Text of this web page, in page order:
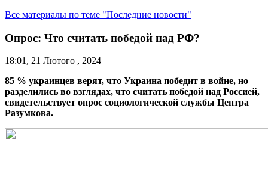
Все материалы по теме "Последние новости"
Опрос: Что считать победой над РФ?
18:01, 21 Лютого , 2024
85 % украинцев верят, что Украина победит в войне, но
разделились во взглядах, что считать победой над Россией,
свидетельствует опрос социологической службы Центра
Разумкова.